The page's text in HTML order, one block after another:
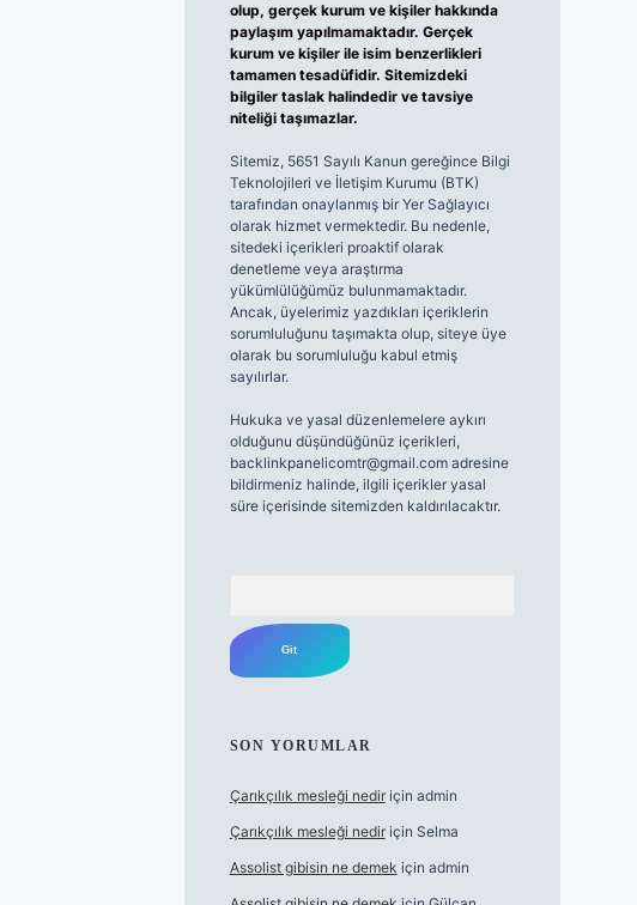
olup, gerçek kurum ve kişiler hakkında
paylaşım yapılmamaktadır. Gerçek
kurum ve kişiler ile isim benzerlikleri
tamamen tesadüfidir. Sitemizdeki
bilgiler taslak halindedir ve tavsiye
niteliği taşımazlar.
Sitemiz, 5651 Sayılı Kanun gereğince Bilgi
Teknolojileri ve İletişim Kurumu (BTK)
tarafından onaylanmış bir Yer Sağlayıcı
olarak hizmet vermektedir. Bu nedenle,
sitedeki içerikleri proaktif olarak
denetleme veya araştırma
yükümlülüğümüz bulunmamaktadır.
Ancak, üyelerimiz yazdıkları içeriklerin
sorumluluğunu taşımakta olup, siteye üye
olarak bu sorumluluğu kabul etmiş
sayılırlar.
Hukuka ve yasal düzenlemelere aykırı
olduğunu düşündüğünüz içerikleri,
backlinkpanelicomtr@gmail.comadresine
bildirmeniz halinde, ilgili içerikler yasal
süre içerisinde sitemizden kaldırılacaktır.
SON YORUMLAR
Çarıkçılık mesleği nediriçin admin
Çarıkçılık mesleği nediriçin Selma
Assolist gibisin ne demek için admin